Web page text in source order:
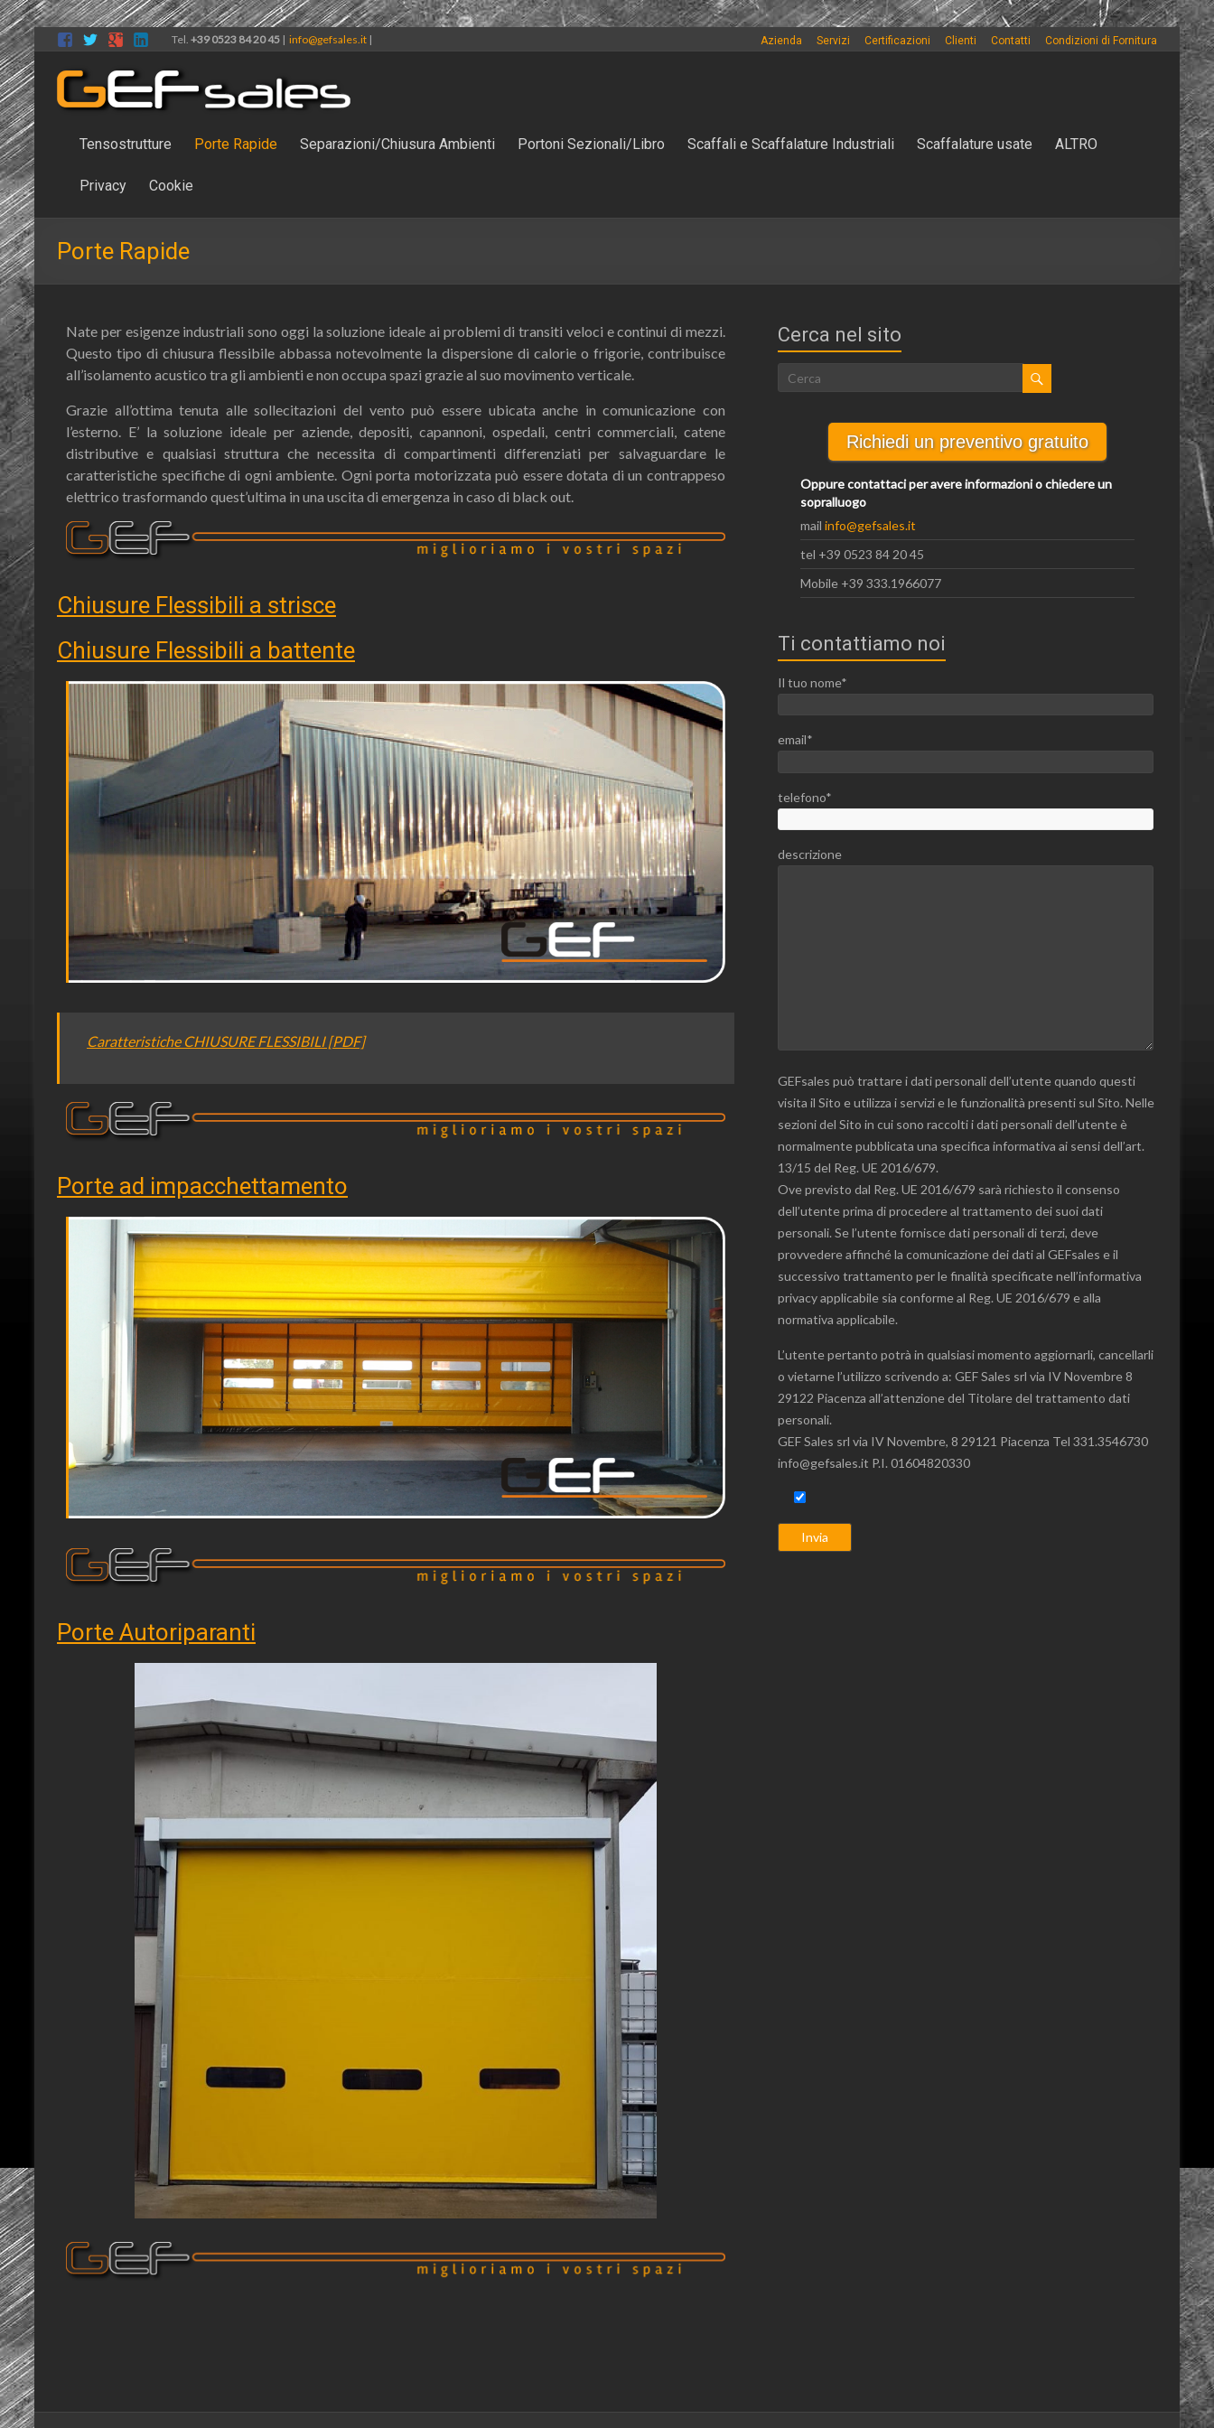
Tel. +39 0523 84 20 45 | info@gefsales.it | Azienda Servizi Certificazioni Clienti Contatti Condizioni di Fornitura
Tensostrutture Porte Rapide Separazioni/Chiusura Ambienti Portoni Sezionali/Libro Scaffali e Scaffalature Industriali Scaffalature usate ALTRO
Privacy Cookie
Porte Rapide
Nate per esigenze industriali sono oggi la soluzione ideale ai problemi di transiti veloci e continui di mezzi.
Questo tipo di chiusura flessibile abbassa notevolmente la dispersione di calorie o frigorie, contribuisce
all’isolamento acustico tra gli ambienti e non occupa spazi grazie al suo movimento verticale.
Grazie all’ottima tenuta alle sollecitazioni del vento può essere ubicata anche in comunicazione con
l’esterno. E’ la soluzione ideale per aziende, depositi, capannoni, ospedali, centri commerciali, catene
distributive e qualsiasi struttura che necessita di compartimenti differenziati per salvaguardare le
caratteristiche specifiche di ogni ambiente. Ogni porta motorizzata può essere dotata di un contrappeso
elettrico trasformando quest’ultima in una uscita di emergenza in caso di black out.
Chiusure Flessibili a strisce
Chiusure Flessibili a battente
Caratteristiche CHIUSURE FLESSIBILI [PDF]
Porte ad impacchettamento
Porte Autoriparanti
Cerca nel sito
Richiedi un preventivo gratuito
Oppure contattaci per avere informazioni o chiedere un
sopralluogo
mail info@gefsales.it
tel +39 0523 84 20 45
Mobile +39 333.1966077
Ti contattiamo noi
Il tuo nome*
email*
telefono*
descrizione
GEFsales può trattare i dati personali dell’utente quando questi
visita il Sito e utilizza i servizi e le funzionalità presenti sul Sito. Nelle
sezioni del Sito in cui sono raccolti i dati personali dell’utente è
normalmente pubblicata una specifica informativa ai sensi dell’art.
13/15 del Reg. UE 2016/679.
Ove previsto dal Reg. UE 2016/679 sarà richiesto il consenso
dell’utente prima di procedere al trattamento dei suoi dati
personali. Se l’utente fornisce dati personali di terzi, deve
provvedere affinché la comunicazione dei dati al GEFsales e il
successivo trattamento per le finalità specificate nell’informativa
privacy applicabile sia conforme al Reg. UE 2016/679 e alla
normativa applicabile.
L’utente pertanto potrà in qualsiasi momento aggiornarli, cancellarli
o vietarne l’utilizzo scrivendo a: GEF Sales srl via IV Novembre 8
29122 Piacenza all’attenzione del Titolare del trattamento dati
personali.
GEF Sales srl via IV Novembre, 8 29121 Piacenza Tel 331.3546730
info@gefsales.it P.I. 01604820330